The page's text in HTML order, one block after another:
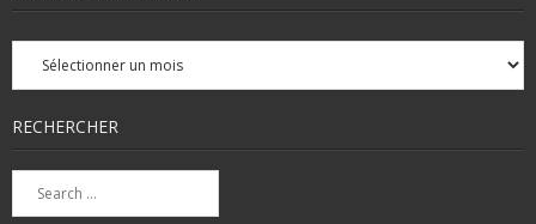
Archives
mensuelles
RECHERCHER